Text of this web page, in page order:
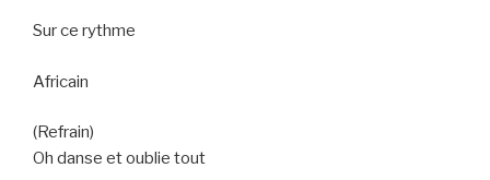
Sur ce rythme
Africain
(Refrain)
Oh danse et oublie tout